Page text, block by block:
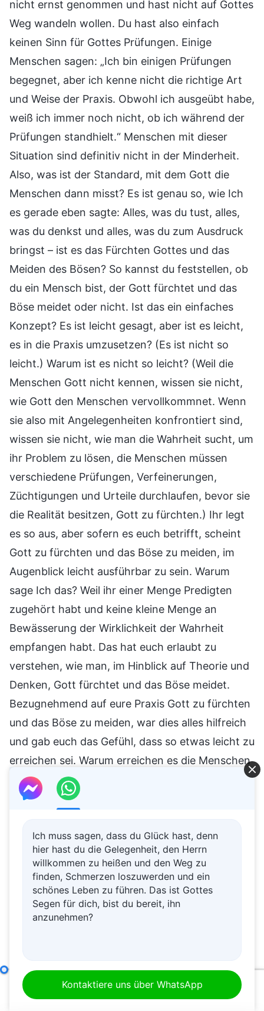
nicht ernst genommen und hast nicht auf Gottes
Weg wandeln wollen. Du hast also einfach
keinen Sinn für Gottes Prüfungen. Einige
Menschen sagen: „Ich bin einigen Prüfungen
begegnet, aber ich kenne nicht die richtige Art
und Weise der Praxis. Obwohl ich ausgeübt habe,
weiß ich immer noch nicht, ob ich während der
Prüfungen standhielt.“ Menschen mit dieser
Situation sind definitiv nicht in der Minderheit.
Also, was ist der Standard, mit dem Gott die
Menschen dann misst? Es ist genau so, wie Ich
es gerade eben sagte: Alles, was du tust, alles,
was du denkst und alles, was du zum Ausdruck
bringst – ist es das Fürchten Gottes und das
Meiden des Bösen? So kannst du feststellen, ob
du ein Mensch bist, der Gott fürchtet und das
Böse meidet oder nicht. Ist das ein einfaches
Konzept? Es ist leicht gesagt, aber ist es leicht,
es in die Praxis umzusetzen? (Es ist nicht so
leicht.) Warum ist es nicht so leicht? (Weil die
Menschen Gott nicht kennen, wissen sie nicht,
wie Gott den Menschen vervollkommnet. Wenn
sie also mit Angelegenheiten konfrontiert sind,
wissen sie nicht, wie man die Wahrheit sucht, um
ihr Problem zu lösen, die Menschen müssen
verschiedene Prüfungen, Verfeinerungen,
Züchtigungen und Urteile durchlaufen, bevor sie
die Realität besitzen, Gott zu fürchten.) Ihr legt
es so aus, aber sofern es euch betrifft, scheint
Gott zu fürchten und das Böse zu meiden, im
Augenblick leicht ausführbar zu sein. Warum
sage Ich das? Weil ihr einer Menge Predigten
zugehört habt und keine kleine Menge an
Bewässerung der Wirklichkeit der Wahrheit
empfangen habt. Das hat euch erlaubt zu
verstehen, wie man, im Hinblick auf Theorie und
Denken, Gott fürchtet und das Böse meidet.
Bezugnehmend auf eure Praxis Gott zu fürchten
und das Böse zu meiden, war dies alles hilfreich
und gab euch das Gefühl, dass so etwas leicht zu
erreichen sei. Warum erreichen es die Menschen
dann niemals wirklich? Weil das Wesen der
menschlichen Natur Gott nicht fürchtet und am
Gott nicht zu fürchten und das Böse
nicht zu meiden, bedeutet, dass man
sich Gott widersetzt
Lasst uns anfangen, indem wir thematisieren,
ihr Hiob erwähnt habt, wollen wir über ihn
sprechen. Arbeitete Gott in Hiobs Zeit für die
Ich muss sagen, dass du Glück hast, denn
hier hast du die Gelegenheit, den Herrn
willkommen zu heißen und den Weg zu
finden, Schmerzen loszuwerden und ein
schönes Leben zu führen. Das ist Gottes
Segen für dich, bist du bereit, ihn
anzunehmen?
Kontaktiere uns über WhatsApp